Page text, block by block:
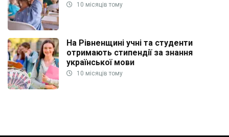
10 місяців тому
На Рівненщині учні та студенти
отримають стипендії за знання
української мови
10 місяців тому